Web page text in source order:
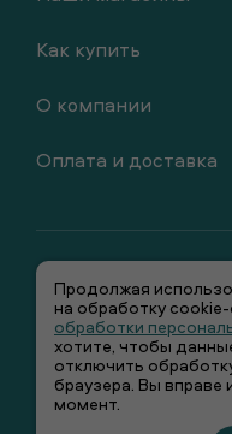
Как купить
О компании
Оплата и доставка
+7 (495) 66-00-
Продолжая
на обработку
обработки
хотите, чтобы
отключить
браузера. Вы
момент.